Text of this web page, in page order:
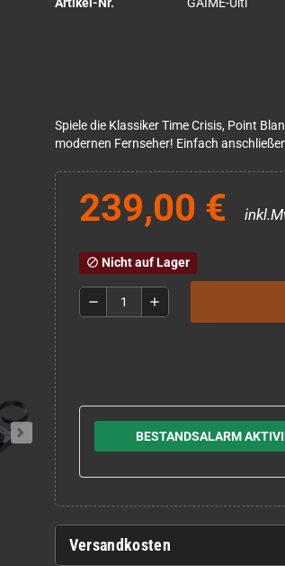
Artikel-Nr. GAIME-Ulti
Spiele die Klassiker Time Crisis, Point
modernen Fernseher! Einfach
239,00 €
block Nicht auf Lager
remove add
BESTANDSALARM
Versandkosten